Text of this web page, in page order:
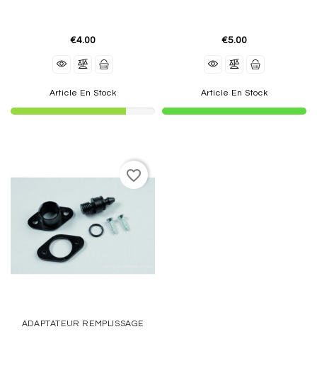
€4.00
Article En Stock
€5.00
Article En Stock
ADAPTATEUR REMPLISSAGE
favorite_border